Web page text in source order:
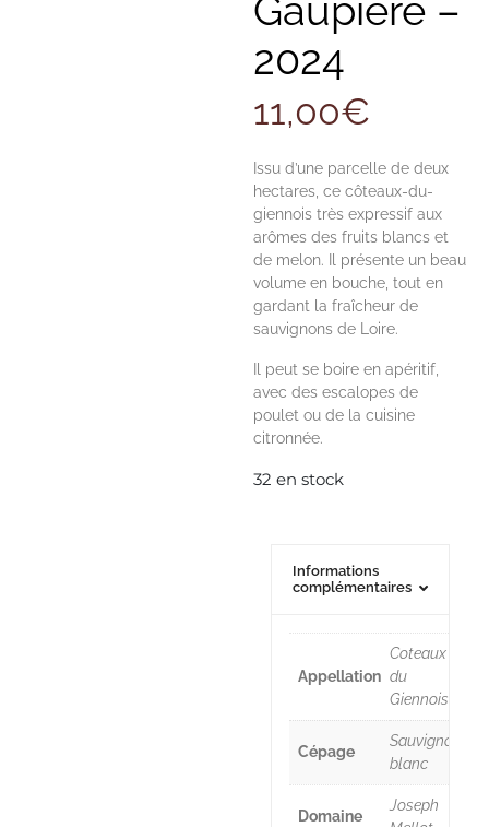
Gaupière –
2024
11,00€
Issu d’une parcelle de deux
hectares, ce côteaux-du-
giennois très expressif aux
arômes des fruits blancs et
de melon. Il présente un beau
volume en bouche, tout en
gardant la fraîcheur de
sauvignons de Loire.
Il peut se boire en apéritif,
avec des escalopes de
poulet ou de la cuisine
citronnée.
32 en stock
Informations
complémentaires
Appellation
Coteaux
du
Giennois
Cépage
Sauvignon
blanc
Domaine
Joseph